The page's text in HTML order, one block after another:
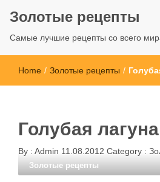
Золотые рецепты
Самые лучшие рецепты со всего
Home / Золотые рецепты /
Голубая лагуна
By : Admin 11.08.2012 Category :
Золотые рецепты